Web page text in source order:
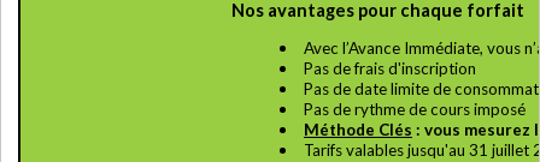
Nos avantages pour chaque forfait
Avec l’Avance Immédiate, vous
Pas de frais d'inscription
Pas de date limite de
Pas de rythme de cours imposé
Méthode Clés : vous
Tarifs valables jusqu'au 31 juillet